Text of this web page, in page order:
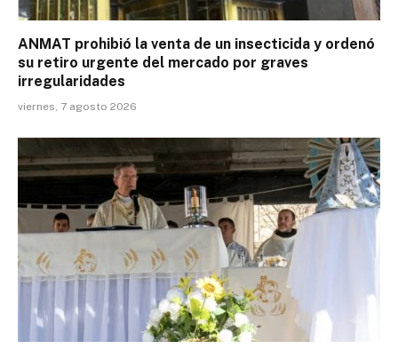
ANMAT prohibió la venta de un insecticida y ordenó
su retiro urgente del mercado por graves
irregularidades
viernes, 7 agosto 2026